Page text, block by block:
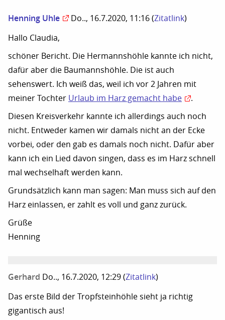
Henning Uhle Do.., 16.7.2020, 11:16 (Zitatlink)
Hallo Claudia,
schöner Bericht. Die Hermannshöhle kannte ich nicht,
dafür aber die Baumannshöhle. Die ist auch
sehenswert. Ich weiß das, weil ich vor 2 Jahren mit
meiner Tochter Urlaub im Harz gemacht habe
.
Diesen Kreisverkehr kannte ich allerdings auch noch
nicht. Entweder kamen wir damals nicht an der Ecke
vorbei, oder den gab es damals noch nicht. Dafür aber
kann ich ein Lied davon singen, dass es im Harz schnell
mal wechselhaft werden kann.
Grundsätzlich kann man sagen: Man muss sich auf den
Harz einlassen, er zahlt es voll und ganz zurück.
Grüße
Henning
Gerhard Do.., 16.7.2020, 12:29 (Zitatlink)
Das erste Bild der Tropfsteinhöhle sieht ja richtig
gigantisch aus!